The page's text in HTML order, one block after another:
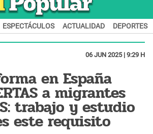
ESPECTÁCULOS ACTUALIDAD DEPORTES
06 JUN 2025 | 9:29 H
en España
a migrantes
trabajo y estudio
este requisito